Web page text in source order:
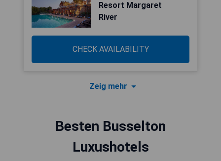
Resort Margaret
River
CHECK AVAILABILITY
Zeig mehr
Besten Busselton
Luxushotels